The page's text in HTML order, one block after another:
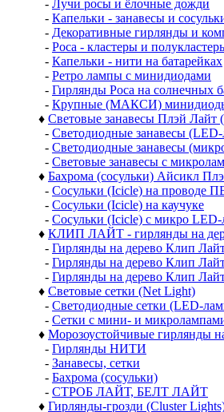
- Лучи росы и ёлочные дожди
- Капельки - занавесы и
- Декоративные гирлянды и
- Роса - кластеры и
- Капельки - нити на батарейках
- Ретро лампы с минидиодами
- Гирлянды Роса на солнечных
- Крупные (МАКСИ)
♦ Световые занавесы Плэй Лайт
- Светодиодные занавесы
- Светодиодные занавесы
- Световые занавесы с
♦ Бахрома (сосульки) Айсикл
- Сосульки (Icicle) на проводе
- Сосульки (Icicle) на каучуке
- Сосульки (Icicle) с микро
♦ КЛИП ЛАЙТ - гирлянды на
- Гирлянды на дерево Клип
- Гирлянды на дерево Клип
- Гирлянды на дерево Клип
♦ Световые сетки (Net Light)
- Светодиодные сетки (LED-
- Сетки с мини- и
♦ Морозоустойчивые гирлянды
- Гирлянды НИТИ
- Занавесы, сетки
- Бахрома (сосульки)
- СТРОБ ЛАЙТ, БЕЛТ ЛАЙТ
♦ Гирлянды-грозди (Cluster